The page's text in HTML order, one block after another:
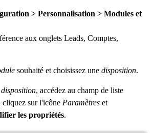
> Personnalisation > Modules et
aux onglets Leads, Comptes,
souhaité et choisissez une disposition.
, accédez au champ de liste
sur l'icône Paramètres et
les propriétés.